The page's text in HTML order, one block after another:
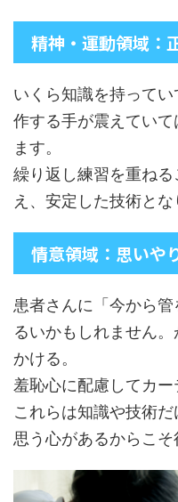
精神・運動領域：
いくら知識を持って
作する手が震えてい
ます。
繰り返し練習を重ね
え、安定した技術とな
情意領域：思いや
患者さんに「今から
るいかもしれません
かける。
羞恥心に配慮してカー
これらは知識や技術
思う心があるからこそ